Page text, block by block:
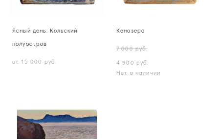
Ясный день. Кольский
полуостров
от 15 000 pуб.
Кенозеро
7 000 pуб.
4 900 pуб.
Нет в наличии